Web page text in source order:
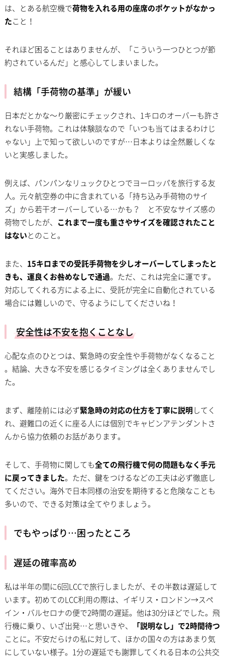
は、とある航空機で荷物を入れる用の座席のポケットがなかっ
たこと！
それほど困ることはありませんが、「こういう一つひとつが節
約されているんだ」と感心してしまいました。
結構「手荷物の基準」が緩い
日本だとかな〜り厳密にチェックされ、1キロのオーバーも許さ
れない手荷物。これは体験談なので「いつも当てはまるわけじ
ゃない」上で知って欲しいのですが…日本よりは全然厳しくな
いと実感しました。
例えば、パンパンなリュックひとつでヨーロッパを旅行する友
人。元々航空券の中に含まれている「持ち込み手荷物のサイ
ズ」から若干オーバーしている…かも？ と不安なサイズ感の
荷物でしたが、 これまで一度も重さやサイズを確認されたこと
はないとのこと。
また、 15キロまでの受託手荷物を少しオーバーしてしまったと
きも、運良くお咎めなしで通過。ただ、これは完全に運です。
対応してくれる方による上に、受託が完全に自動化されている
場合には難しいので、守るようにしてくださいね！
安全性は不安を抱くことなし
心配な点のひとつは、緊急時の安全性や手荷物がなくなること
。結論、大きな不安を感じるタイミングは全くありませんでし
た。
まず、離陸前には必ず緊急時の対応の仕方を丁寧に説明してく
れ、避難口の近くに座る人には個別でキャビンアテンダントさ
んから協力依頼のお話があります。
そして、手荷物に関しても全ての飛行機で何の問題もなく手元
に戻ってきました。ただ、鍵をつけるなどの工夫は必ず徹底し
てください。海外で日本同様の治安を期待すると危険なことも
多いので、できる対策は全てやりましょう。
でもやっぱり…困ったところ
遅延の確率高め
私は半年の間に6回LCCで旅行しましたが、その半数は遅延して
います。初めてのLCC利用の際は、イギリス・ロンドン→スペ
イン・バルセロナの便で2時間の遅延。他は30分ほどでした。飛
行機に乗り、いざ出発…と思いきや、
「説明なし」で2時間待つ
ことに。不安だらけの私に対して、ほかの国々の方はあまり気
にしていない様子。1分の遅延でも謝罪してくれる日本の公共交